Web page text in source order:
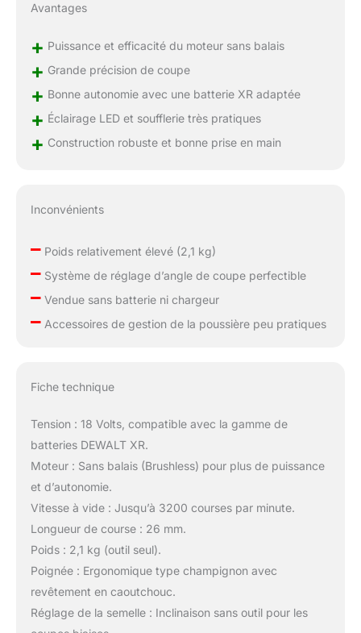
Avantages
+ Puissance et efficacité du moteur sans balais
+ Grande précision de coupe
+ Bonne autonomie avec une batterie XR adaptée
+ Éclairage LED et soufflerie très pratiques
+ Construction robuste et bonne prise en main
Inconvénients
–Poids relativement élevé (2,1 kg)
–Système de réglage d’angle de coupe perfectible
–Vendue sans batterie ni chargeur
–Accessoires de gestion de la poussière peu pratiques
Fiche technique
Tension : 18 Volts, compatible avec la gamme de
batteries DEWALT XR.
Moteur : Sans balais (Brushless) pour plus de puissance
et d’autonomie.
Vitesse à vide : Jusqu’à 3200 courses par minute.
Longueur de course : 26 mm.
Poids : 2,1 kg (outil seul).
Poignée : Ergonomique type champignon avec
revêtement en caoutchouc.
Réglage de la semelle : Inclinaison sans outil pour les